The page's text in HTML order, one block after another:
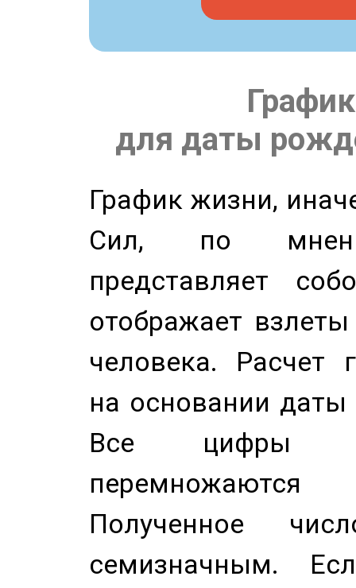
для даты
График жизни,
Сил, по
представляет
отображает
человека. Расчет
на основании
Все цифры
Полученное
семизначным.